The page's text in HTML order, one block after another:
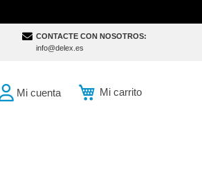
CONTACTE CON NOSOTROS:
info@delex.es
Mi carrito
Mi cuenta